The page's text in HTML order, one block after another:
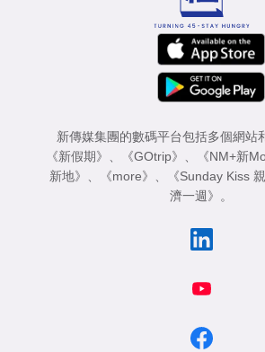
新傳媒集團的數碼平台包括多個網站
《新假期》
《GOtrip》 《NM+新
新地》
《more》 《Sunday Kiss
濟一週》
。